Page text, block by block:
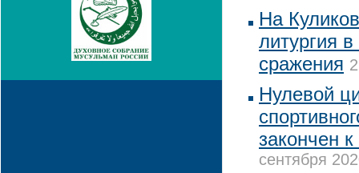
На
литургия
сражения
Нулевой
закончен
сентября